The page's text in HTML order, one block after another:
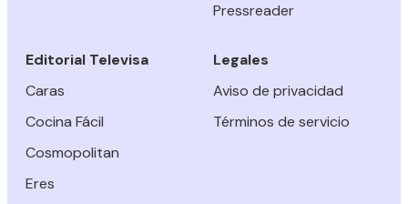
Pressreader
Editorial Televisa
Caras
Cocina Fácil
Cosmopolitan
Eres
Legales
Aviso de privacidad
Términos de servicio